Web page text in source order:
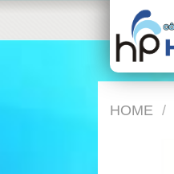
Skip
HOME /